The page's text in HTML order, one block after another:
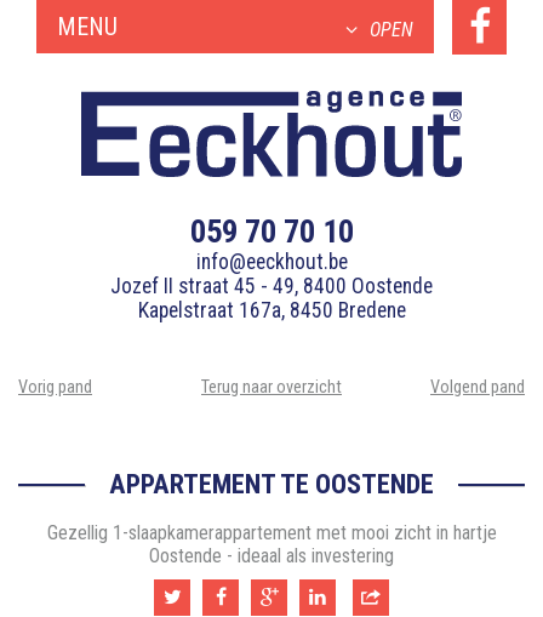
MENU OPEN
059 70 70 10
info@eeckhout.be
Jozef II straat 45 - 49, 8400 Oostende
Kapelstraat 167a, 8450 Bredene
Vorig pand Terug naar overzicht Volgend pand
APPARTEMENT TE OOSTENDE
Gezellig 1-slaapkamerappartement met mooi zicht in hartje
Oostende - ideaal als investering